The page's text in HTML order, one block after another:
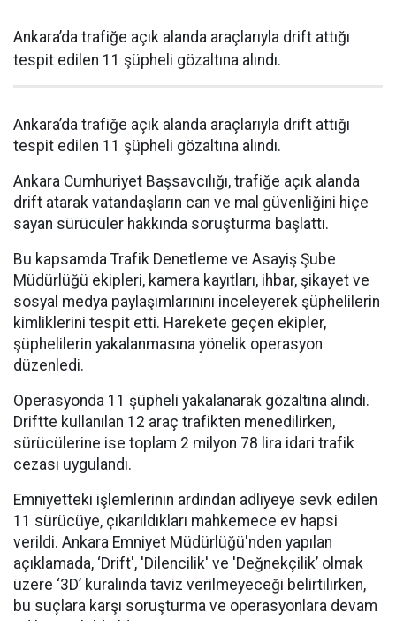
Ankara’da trafiğe açık alanda araçlarıyla drift attığı
tespit edilen 11 şüpheli gözaltına alındı.
Ankara’da trafiğe açık alanda araçlarıyla drift attığı
tespit edilen 11 şüpheli gözaltına alındı.
Ankara Cumhuriyet Başsavcılığı, trafiğe açık alanda
drift atarak vatandaşların can ve mal güvenliğini hiçe
sayan sürücüler hakkında soruşturma başlattı.
Bu kapsamda Trafik Denetleme ve Asayiş Şube
Müdürlüğü ekipleri, kamera kayıtları, ihbar, şikayet ve
sosyal medya paylaşımlarınını inceleyerek şüphelilerin
kimliklerini tespit etti. Harekete geçen ekipler,
şüphelilerin yakalanmasına yönelik operasyon
düzenledi.
Operasyonda 11 şüpheli yakalanarak gözaltına alındı.
Driftte kullanılan 12 araç trafikten menedilirken,
sürücülerine ise toplam 2 milyon 78 lira idari trafik
cezası uygulandı.
Emniyetteki işlemlerinin ardından adliyeye sevk edilen
11 sürücüye, çıkarıldıkları mahkemece ev hapsi
verildi. Ankara Emniyet Müdürlüğü'nden yapılan
açıklamada, ‘Drift', 'Dilencilik' ve 'Değnekçilik’ olmak
üzere ‘3D’ kuralında taviz verilmeyeceği belirtilirken,
bu suçlara karşı soruşturma ve operasyonlara devam